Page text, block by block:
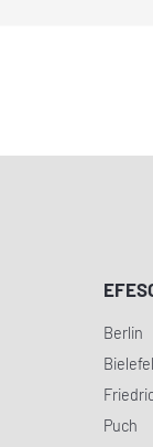
Berlin
Puch